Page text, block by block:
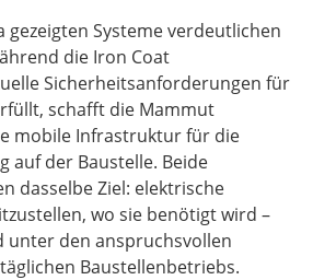
gezeigten Systeme verdeutlichen
die Iron Coat
Sicherheitsanforderungen für
schafft die Mammut
mobile Infrastruktur für die
auf der Baustelle. Beide
dasselbe Ziel: elektrische
wo sie benötigt wird –
unter den anspruchsvollen
Baustellenbetriebs.